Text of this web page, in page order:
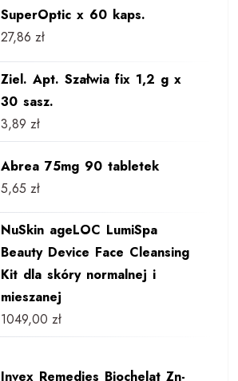
SuperOptic x 60 kaps.
27,86 zł
Ziel. Apt. Szałwia fix 1,2 g x
30 sasz.
3,89 zł
Abrea 75mg 90 tabletek
5,65 zł
NuSkin ageLOC LumiSpa
Beauty Device Face Cleansing
Kit dla skóry normalnej i
mieszanej
1049,00 zł
Invex Remedies Biochelat Zn-